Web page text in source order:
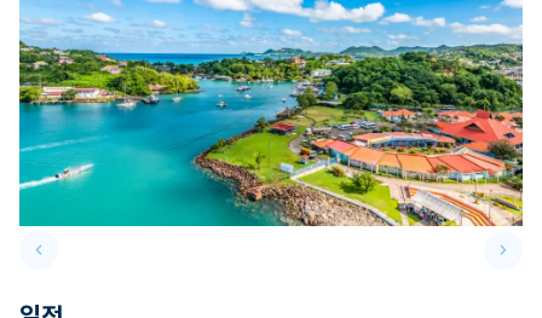
keyboard_arrow_leftPrevious slide keyboard_arrow_right